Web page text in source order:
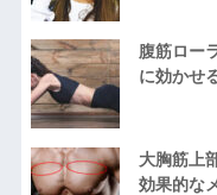
腹筋ロー
に効かせ
大胸筋上
効果的な